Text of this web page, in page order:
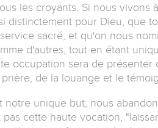
les croyants. Si nous
distinctement pour Dieu, que
sacré, et qu'on nous
d'autres, tout en étant
occupation sera de
de la louange et le
notre unique but, nous
cette haute vocation,